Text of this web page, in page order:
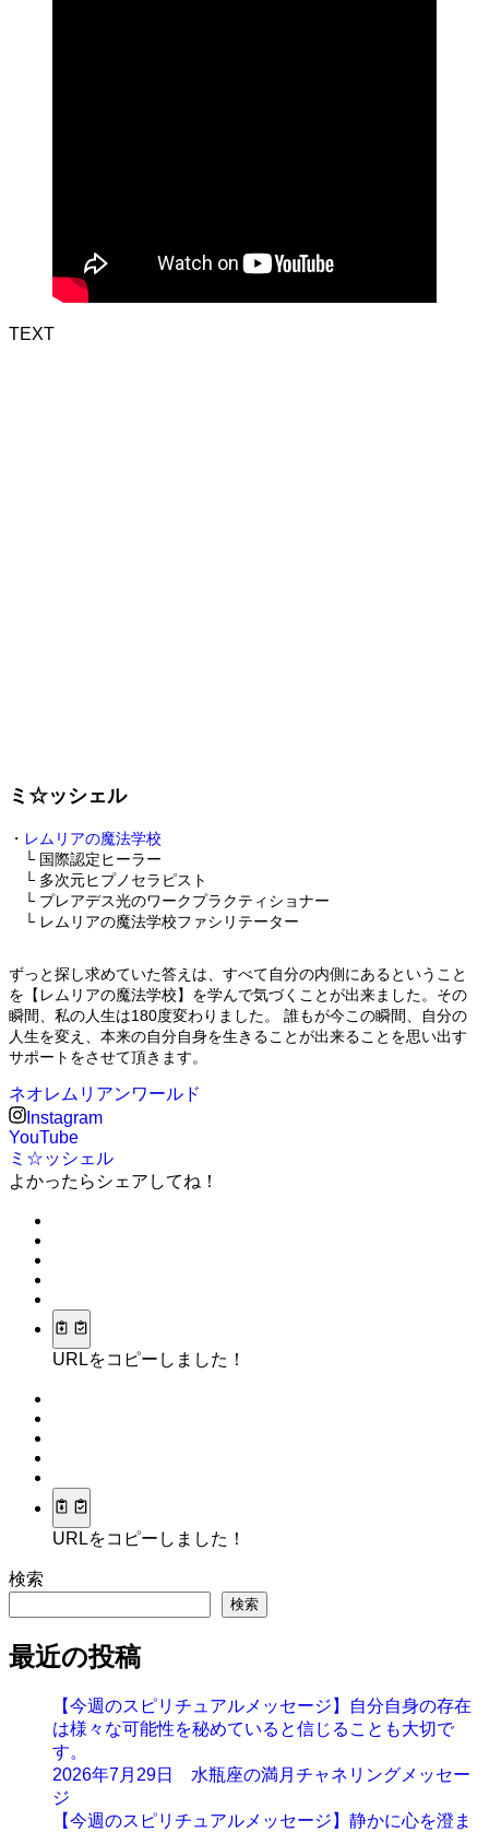
TEXT
ミ☆ッシェル
・ レムリアの魔法学校
└ 国際認定ヒーラー
└ 多次元ヒプノセラピスト
└ プレアデス光のワークプラクティショナー
└ レムリアの魔法学校ファシリテーター
ずっと探し求めていた答えは、すべて自分の内側にあるということ
を【レムリアの魔法学校】を学んで気づくことが出来ました。その
瞬間、私の人生は180度変わりました。 誰もが今この瞬間、自分の
人生を変え、本来の自分自身を生きることが出来ることを思い出す
サポートをさせて頂きます。
ネオレムリアンワールド
Instagram
YouTube
ミ☆ッシェル
よかったらシェアしてね！
URLをコピーしました！
URLをコピーしました！
検索
検索
最近の投稿
【今週のスピリチュアルメッセージ】自分自身の存在
は様々な可能性を秘めていると信じることも大切で
す。
2026年7月29日 水瓶座の満月チャネリングメッセー
ジ
【今週のスピリチュアルメッセージ】静かに心を澄ま